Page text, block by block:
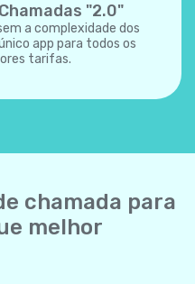
"2.0"
a complexidade dos
app para todos os
tarifas.
chamada para
melhor